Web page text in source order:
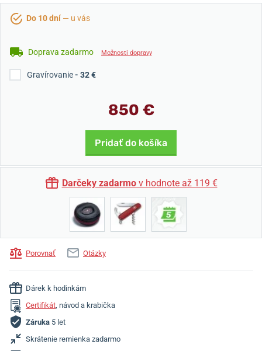
Do 10 dní — u vás
Doprava zadarmo Možnosti dopravy
Gravírovanie- 32 €
850 €
Pridať do košíka
Darčeky zadarmov hodnote až 119 €
Porovnať Otázky
Dárek k hodinkám
Certifikát, návod a krabička
Záruka 5 let
Skrátenie remienka zadarmo